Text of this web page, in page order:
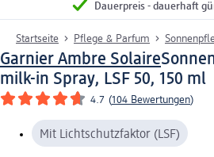
Dauerpreis - dauerhaft
Startseite Pflege & Parfum
Garnier Ambre Solaire
milk-in Spray, LSF 50, 150 ml
4.7 (104 Bewertungen)
Mit Lichtschutzfaktor (LSF)